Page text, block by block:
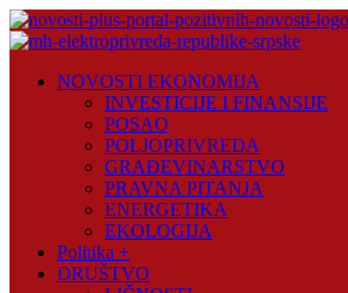
Skip
to
Plus
NOVOSTI EKONOMIJA
INVESTICIJE I FINANSIJE
POSAO
POLJOPRIVREDA
GRAĐEVINARSTVO
PRAVNA PITANJA
ENERGETIKA
EKOLOGIJA
Politika +
DRUŠTVO